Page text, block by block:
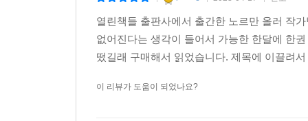
열린책들 출판사에서 출간한 노르만 올러 작
없어진다는 생각이 들어서 가능한 한달에 한
떴길래 구매해서 읽었습니다. 제목에 이끌려
이 리뷰가 도움이 되었나요?